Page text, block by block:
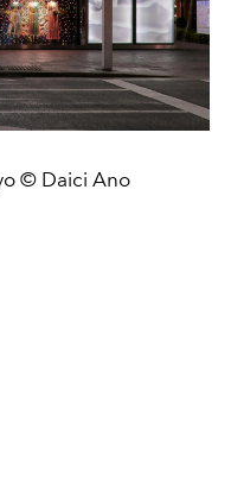
© Daici Ano